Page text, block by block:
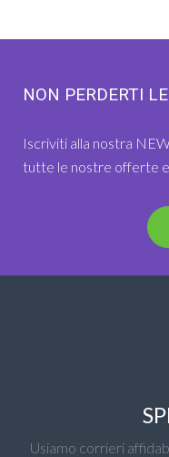
NON PERDERTI
Iscriviti alla nostra
tutte le nostre offerte
Usiamo corrieri